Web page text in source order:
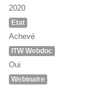
2020
Etat
Achevé
ITW Webdoc
Oui
Webinaire